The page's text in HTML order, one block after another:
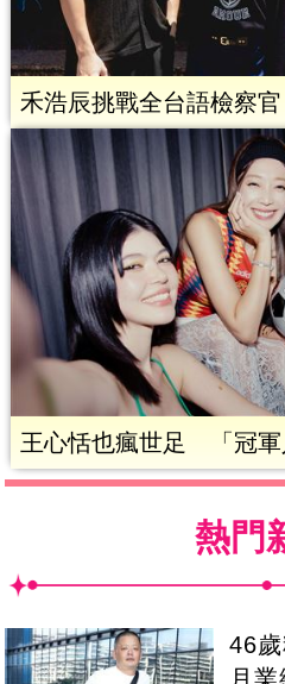
禾浩辰挑戰全台語檢察
王心恬也瘋世足 「冠軍
熱門
46
月